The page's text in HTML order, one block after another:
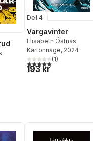
Totalt antal röster:
Del 4
Vargavinter
Elisabeth Östnäs
Kartonnage, 2024
5,0utav 5 stjärnor.
(1)
193 kr